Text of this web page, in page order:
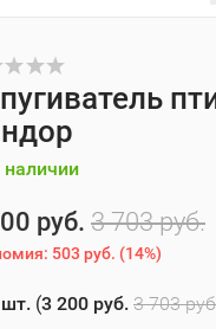
наличии
руб. 3 703 руб.
503 руб. (14%)
(3 200 руб. 3 703